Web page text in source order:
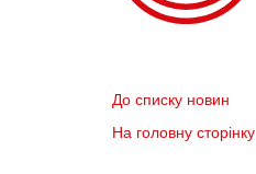
До списку новин
На головну сторінку